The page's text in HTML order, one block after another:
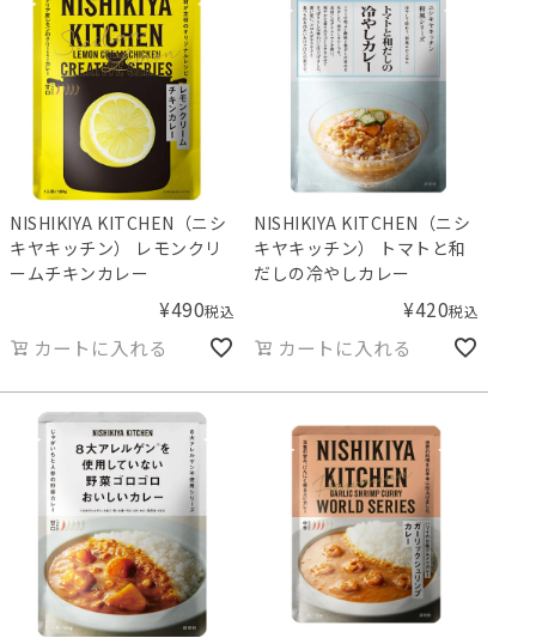
NISHIKIYA KITCHEN（ニシ
キヤキッチン） レモンクリ
ームチキンカレー
¥490税込
カートに入れる
NISHIKIYA KITCHEN（ニシ
キヤキッチン） トマトと和
だしの冷やしカレー
¥420税込
カートに入れる